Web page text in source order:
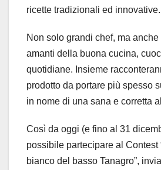
ricette tradizionali ed innovative.
Non solo grandi chef, ma
amanti della buona cucina,
quotidiane. Insieme
prodotto da portare più spesso
in nome di una sana e corretta
Così da oggi (e fino al 31
possibile partecipare al Contest
bianco del basso Tanagro”,